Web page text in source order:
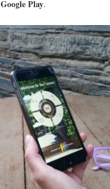
Google Play.